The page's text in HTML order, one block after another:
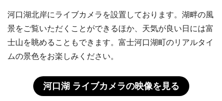
河口湖北岸にライブカメラを設置しております。湖畔の風
景をご覧いただくことができるほか、天気が良い日には富
士山を眺めることもできます。富士河口湖町のリアルタイ
ムの景色をお楽しみください。
河口湖 ライブカメラの映像を見る